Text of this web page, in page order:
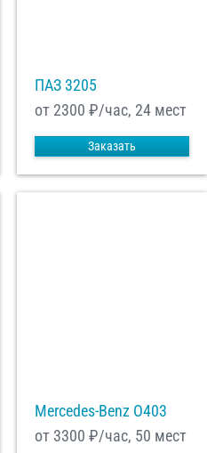
ПАЗ 3205
от 2300 ₽/час, 24 мест
Заказать
Mercedes-Benz О403
от 3300 ₽/час, 50 мест